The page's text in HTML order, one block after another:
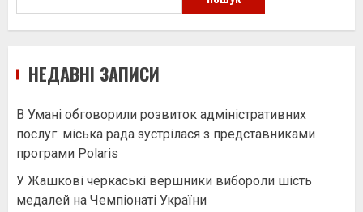
НЕДАВНІ ЗАПИСИ
В Умані обговорили розвиток адміністративних
послуг: міська рада зустрілася з представниками
програми Polaris
У Жашкові черкаські вершники вибороли шість
медалей на Чемпіонаті України